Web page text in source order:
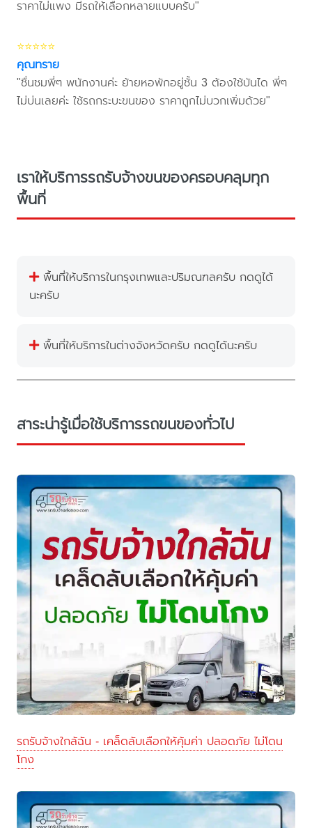
ราคาไม่แพง มีรถให้เลือกหลายแบบครับ"
⭐⭐⭐⭐⭐
คุณทราย
"ชื่นชมพี่ๆ พนักงานค่ะ ย้ายหอพักอยู่ชั้น 3 ต้องใช้บันได พี่ๆ
ไม่บ่นเลยค่ะ ใช้รถกระบะขนของ ราคาถูกไม่บวกเพิ่มด้วย"
เราให้บริการรถรับจ้างขนของครอบคลุมทุก
พื้นที่
พื้นที่ให้บริการในกรุงเทพและปริมณฑลครับ กดดูได้
นะครับ
พื้นที่ให้บริการในต่างจังหวัดครับ กดดูได้นะครับ
สาระน่ารู้เมื่อใช้บริการรถขนของทั่วไป
รถรับจ้างใกล้ฉัน - เคล็ดลับเลือกให้คุ้มค่า ปลอดภัย ไม่โดน
โกง